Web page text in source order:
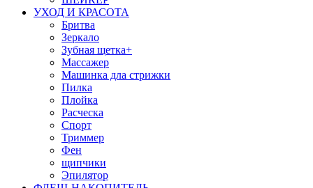
УХОД И КРАСОТА
Бритва
Зеркало
Зубная щетка+
Массажер
Машинка дла стрижки
Пилка
Плойка
Расческа
Спорт
Триммер
Фен
щипчики
Эпилятор